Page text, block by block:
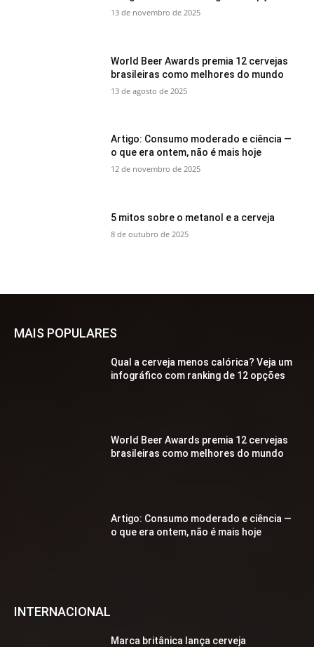
13 de novembro de 2025
World Beer Awards premia 12 cervejas
brasileiras como melhores do mundo
13 de agosto de 2025
Artigo: Consumo moderado e ciência —
o que era ontem, não é mais hoje
12 de novembro de 2025
5 mitos sobre o metanol e a cerveja
8 de outubro de 2025
MAIS POPULARES
Qual a cerveja menos calórica? Veja um
infográfico com ranking de 12 opções
World Beer Awards premia 12 cervejas
brasileiras como melhores do mundo
Artigo: Consumo moderado e ciência —
o que era ontem, não é mais hoje
INTERNACIONAL
Marca britânica lança cerveja